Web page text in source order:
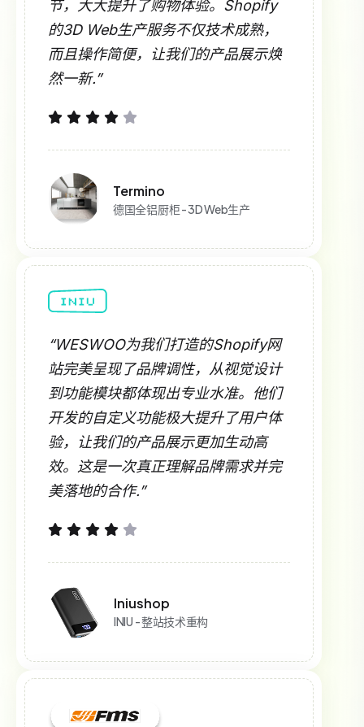
节，大大提升了购物体验。Shopify
的3D Web生产服务不仅技术成熟，
而且操作简便，让我们的产品展示焕
然一新.”
Termino
德国全铝厨柜 - 3D Web生产
“WESWOO为我们打造的Shopify网
站完美呈现了品牌调性，从视觉设计
到功能模块都体现出专业水准。他们
开发的自定义功能极大提升了用户体
验，让我们的产品展示更加生动高
效。这是一次真正理解品牌需求并完
美落地的合作.”
Iniushop
INIU - 整站技术重构